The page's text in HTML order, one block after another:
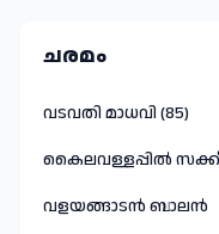
ചരമം
വടവതി മാധവി (85)
കൈലവള്ളപ്പിൽ
വളയങ്ങാടൻ ബാലൻ